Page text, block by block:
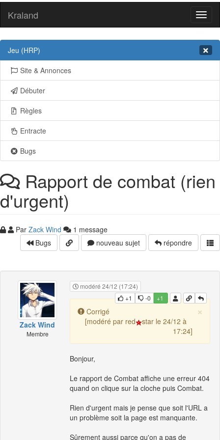
Kraland
Jeu (HRP)
Site & Annonces
Débuter
Règles
Entracte
Bugs
Rapport de combat (rien
d'urgent)
Par Zack Wind
1 message
Bugs
nouveau sujet répondre
Zack Wind
Membre
modéré 24/12 (17:24)
+1
-0 +1
×
Corrigé
[modéré par red
star le 24/12 à
17:24]
Bonjour,
Le rapport de Combat affiche une erreur 404
quand on clique sur la cloche puis Combat.
Rien d'urgent mais je pense que soit l'URL a
un problème soit la page est manquante.
Sûrement aussi parce qu'on a pas de